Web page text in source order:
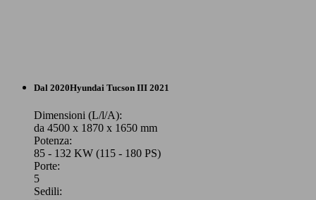
Dal 2020Hyundai Tucson III 2021
Dimensioni (L/l/A):
da 4500 x 1870 x 1650 mm
Potenza:
85 - 132 KW (115 - 180 PS)
Porte:
5
Sedili: